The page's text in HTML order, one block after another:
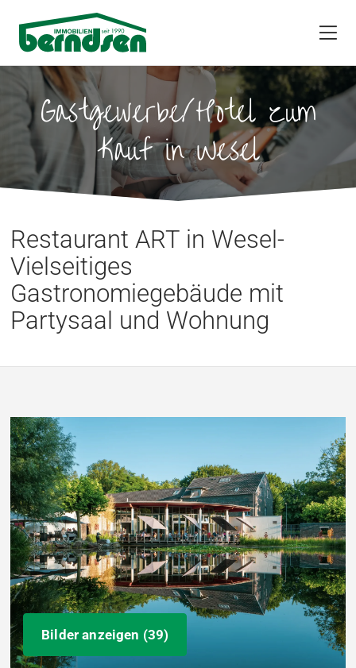
Gastgewerbe/Hotel zum
Kauf in Wesel
Restaurant ART in Wesel-
Vielseitiges
Gastronomiegebäude mit
Partysaal und Wohnung
Bilder anzeigen (39)